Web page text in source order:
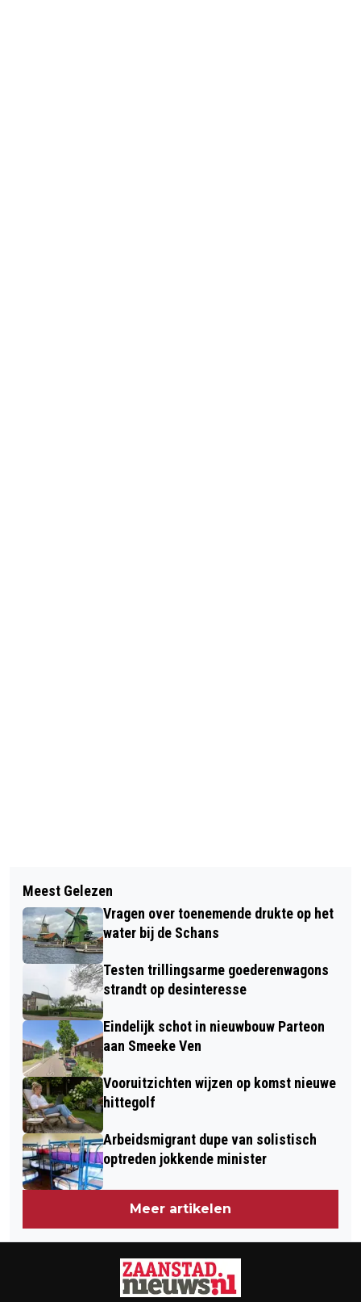
ASBESTFONDS MOET EIGENAREN
HELPEN DIE SANERING DAK(EN) NIET
KUNNEN BETALEN
OOK KERNSCHOOL EN DYNAMICA XL
MOLENWERF GAAN NAAR EEN
VIERDAAGSE LESWEEK
Meest Gelezen
Vragen over toenemende drukte op het
water bij de Schans
Testen trillingsarme goederenwagons
strandt op desinteresse
Eindelijk schot in nieuwbouw Parteon
aan Smeeke Ven
Vooruitzichten wijzen op komst nieuwe
hittegolf
Arbeidsmigrant dupe van solistisch
optreden jokkende minister
Meer artikelen